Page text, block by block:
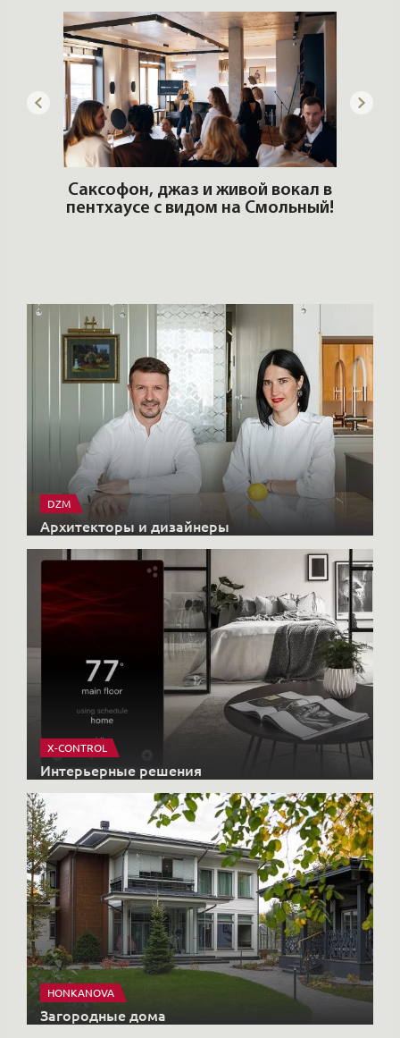
Саксофон, джаз и живой вокал в
пентхаусе с видом на Смольный!
DZM
Архитекторы и дизайнеры
X-CONTROL
Интерьерные решения
HONKANOVA
Загородные дома